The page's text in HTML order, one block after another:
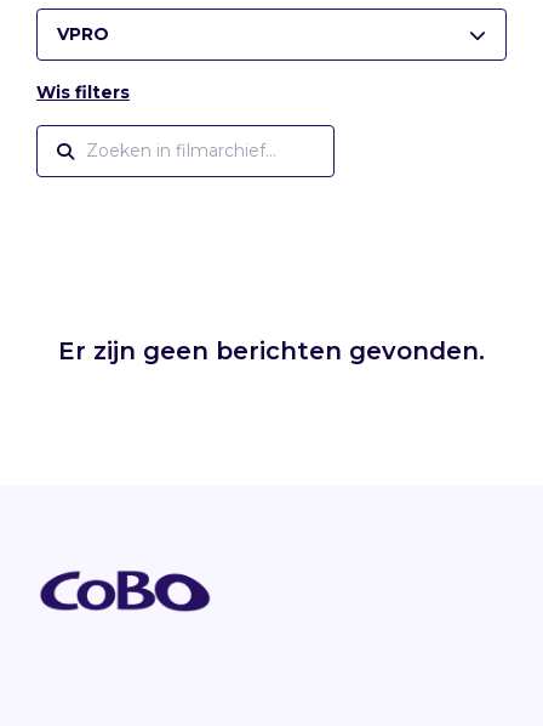
VPRO
Wis filters
Er zijn geen berichten gevonden.